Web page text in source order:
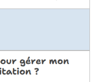
bien connue des
et efficace.
à chaque
vous simplifie la vie.
une icône sur le